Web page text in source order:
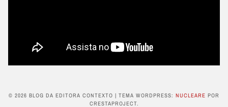
© 2026 BLOG DA EDITORA CONTEXTO | TEMA WORDPRESS: NUCLEARE POR
CRESTAPROJECT.